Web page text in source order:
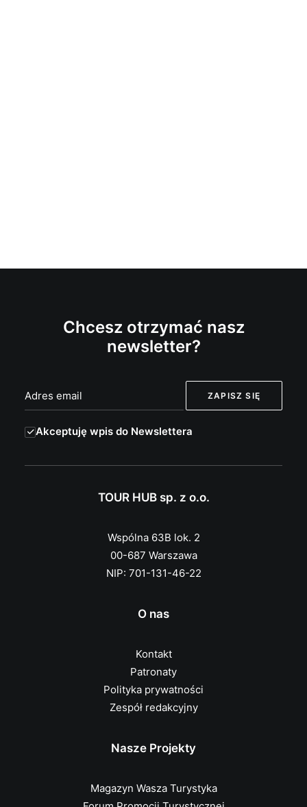
Chcesz otrzymać nasz
newsletter?
Akceptuję wpis do Newslettera
TOUR HUB sp. z o.o.
Wspólna 63B lok. 2
00-687 Warszawa
NIP: 701-131-46-22
O nas
Kontakt
Patronaty
Polityka prywatności
Zespół redakcyjny
Nasze Projekty
Magazyn Wasza Turystyka